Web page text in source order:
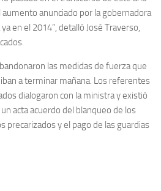
aumento anunciado por la gobernadora
en el 2014”, detalló José Traverso,
las medidas de fuerza que
a terminar mañana. Los referentes
dialogaron con la ministra y existió
acta acuerdo del blanqueo de los
precarizados y el pago de las guardias